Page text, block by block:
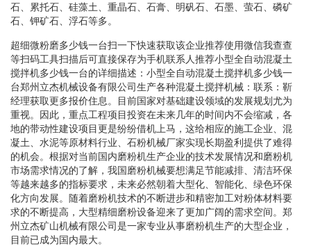
石、累托石、硅藻土、重晶石、石膏、明矾石、石墨、萤石、磷矿
石、钾矿石、浮石等多。
超细微粉磨多少钱一台扫一下快速获取该企业推荐使用微信我查查
等扫码工具扫描后可直接保存为手机联系人推荐小型全自动混凝土
搅拌机多少钱一台的详细描述：小型全自动混凝土搅拌机多少钱一
台郑州立杰机械设备有限公司生产各种混凝土搅拌机械：联系：靳
经理获取更多报价住息。目前国家对基础建设领域的发展规划尤为
重视。因此，重点工程项目投资在未来几年的时间内不会缩减，各
地的带动性建设项目更是纷纷借机上马，这给相应的施工企业、混
凝土、水泥等原材料行业、石粉机械厂家实现长期盈利提供了难得
的机会。根据对当前国内磨粉机生产企业的技术发展情况和磨粉机
市场需求情况的了解，我国磨粉机械要想满足节能减排、清洁环保
等越来越多的指标要求，未来必然朝着大型化、智能化、绿色环保
化方向发展。随着磨粉机技术的不断进步和精密加工对粉体材料要
求的不断提高，大型精细磨粉设备迎来了更加广阔的需求空间。郑
州立杰矿山机械有限公司是一家专业从事磨粉机生产的大型企业，
目前已成为国内最大。